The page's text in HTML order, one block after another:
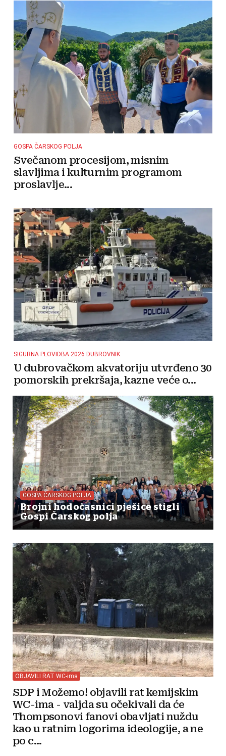
GOSPA ČARSKOG POLJA
Svečanom procesijom, misnim
slavljima i kulturnim programom
proslavlje...
SIGURNA PLOVIDBA 2026 DUBROVNIK
U dubrovačkom akvatoriju utvrđeno 30
pomorskih prekršaja, kazne veće o...
GOSPA ČARSKOG POLJA
Brojni hodočasnici pješice stigli
Gospi Čarskog polja
OBJAVILI RAT WC-ima
SDP i Možemo! objavili rat kemijskim
WC-ima - valjda su očekivali da će
Thompsonovi fanovi obavljati nuždu
kao u ratnim logorima ideologije, a ne
po c...